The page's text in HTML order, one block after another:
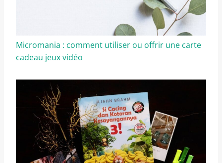
Micromania : comment utiliser ou offrir une carte
cadeau jeux vidéo